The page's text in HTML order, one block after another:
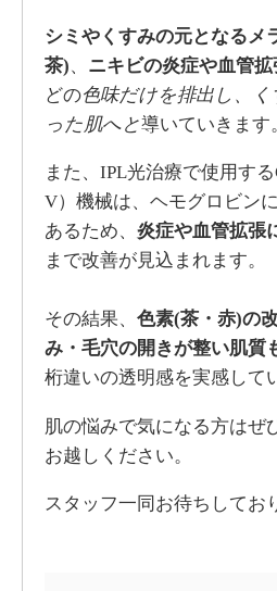
シミやくすみの元となるメ
茶)、 ニキビの炎症や血管
どの色味だけを排出し、
った肌へと導いていきます。
また、IPL光治療で使用す
V）機械は、ヘモグロビン
あるため、 炎症や血管拡張
まで改善が見込まれます。
その結果、 色素(茶・赤)の
み・毛穴の開きが整い肌質
桁違いの透明感を実感して
肌の悩みで気になる方はぜ
お越しください。
スタッフ一同お待ちしてお